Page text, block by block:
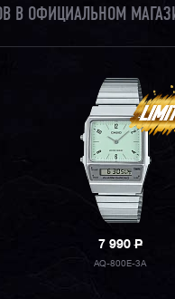
В ОФИЦИАЛЬНОМ
7 990P
AQ-800E-3A